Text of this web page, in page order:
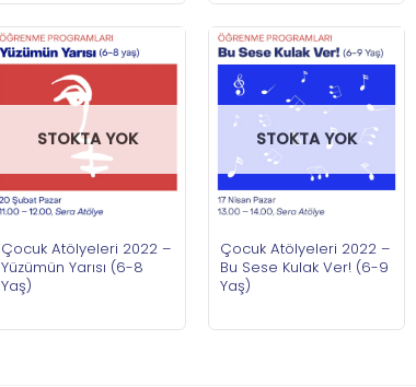
STOKTA YOK
Çocuk Atölyeleri 2022 –
Yüzümün Yarısı (6-8
Yaş)
STOKTA YOK
Çocuk Atölyeleri 2022 –
Bu Sese Kulak Ver! (6-9
Yaş)